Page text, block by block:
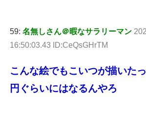
59: 名無しさん＠暇なサラリーマン
16:50:03.43 ID:CeQsGHrTM
こんな絵でもこいつが描いた
円ぐらいにはなるんやろ